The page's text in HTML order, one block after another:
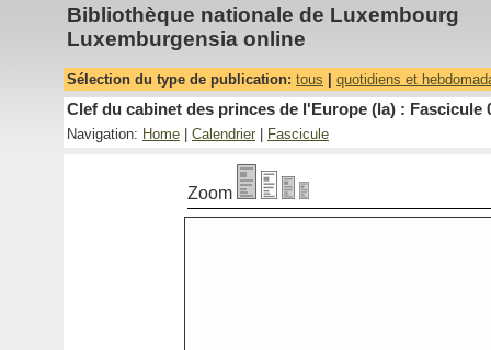
Bibliothèque nationale de Luxembourg
Luxemburgensia online
Sélection du type de publication: tous quotidiens et
Clef du cabinet des princes de l'Europe (la) : Fascicule
Navigation: Home Calendrier Fascicule
Zoom